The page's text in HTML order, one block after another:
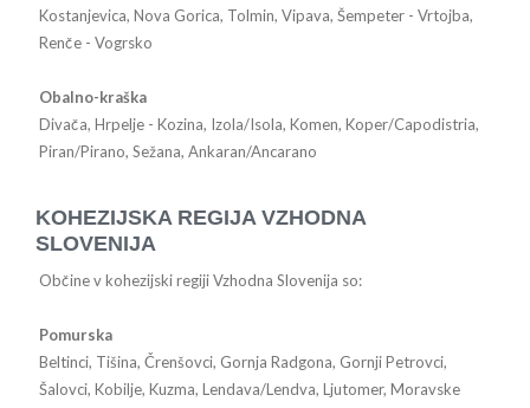
Kostanjevica, Nova Gorica, Tolmin, Vipava, Šempeter - Vrtojba,
Renče - Vogrsko
Obalno-kraška
Divača, Hrpelje - Kozina, Izola/Isola, Komen, Koper/Capodistria,
Piran/Pirano, Sežana, Ankaran/Ancarano
KOHEZIJSKA REGIJA VZHODNA
SLOVENIJA
Občine v kohezijski regiji Vzhodna Slovenija so:
Pomurska
Beltinci, Tišina, Črenšovci, Gornja Radgona, Gornji Petrovci,
Šalovci, Kobilje, Kuzma, Lendava/Lendva, Ljutomer, Moravske